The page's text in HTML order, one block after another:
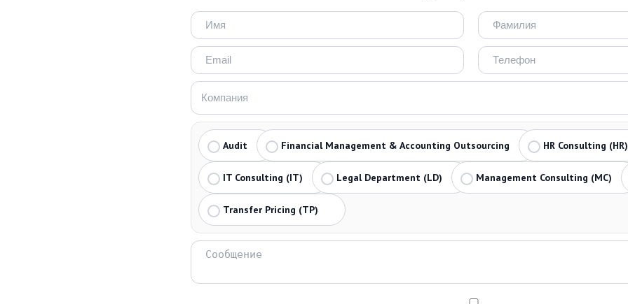
Audit Financial Management & Accounting Outsourcing HR Consulting (HR)
IT Consulting (IT) Legal Department (LD) Management Consulting (MC)
Transfer Pricing (TP)